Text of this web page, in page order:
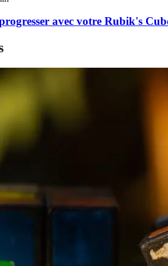
avec votre Rubik's